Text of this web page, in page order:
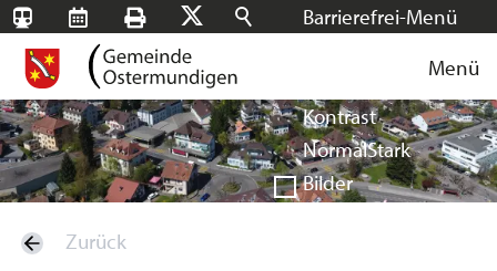
Barrierefrei-Menü
Sehr groß
Kontrast
NormalStark
Bilder
Suchen
SBB-
Tageskarten
RMS Drucken
Facebook
Instagram
Login Menü
Zurück